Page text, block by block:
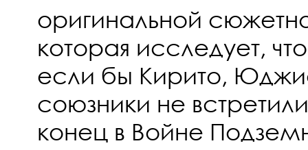
оригинальной
которая исследует,
если бы Кирито,
союзники не
конец в Войне